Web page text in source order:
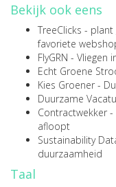
Bekijk ook eens
TreeClicks - plant
favoriete
FlyGRN - Vliegen
Echt Groene
Kies Groener -
Duurzame
Contractwekker -
afloopt
Sustainability
duurzaamheid
Taal